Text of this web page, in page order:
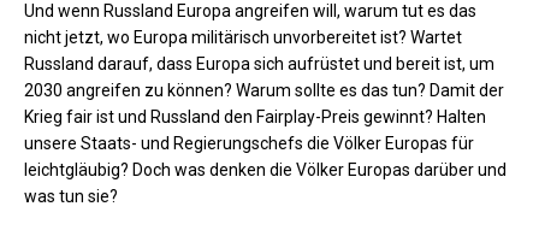
Und wenn Russland Europa angreifen will, warum tut es das
nicht jetzt, wo Europa militärisch unvorbereitet ist? Wartet
Russland darauf, dass Europa sich aufrüstet und bereit ist, um
2030 angreifen zu können? Warum sollte es das tun? Damit der
Krieg fair ist und Russland den Fairplay-Preis gewinnt? Halten
unsere Staats- und Regierungschefs die Völker Europas für
leichtgläubig? Doch was denken die Völker Europas darüber und
was tun sie?